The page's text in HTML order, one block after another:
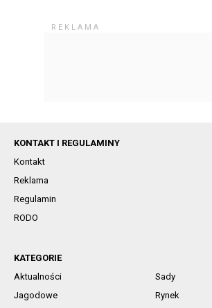
KONTAKT I REGULAMINY
Kontakt
Reklama
Regulamin
RODO
KATEGORIE
Aktualności
Sady
Jagodowe
Rynek